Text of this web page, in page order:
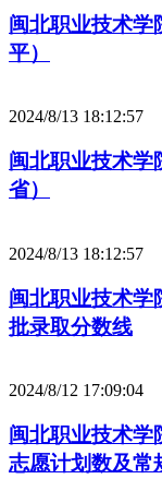
闽北职业技术学
平）
2024/8/13 18:12:57
闽北职业技术学
省）
2024/8/13 18:12:57
闽北职业技术学
批录取分数线
2024/8/12 17:09:04
闽北职业技术学
志愿计划数及常